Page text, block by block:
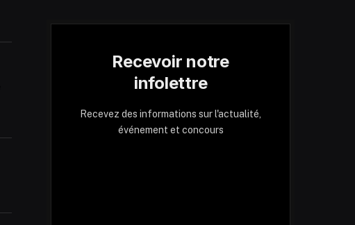
Recevoir notre
infolettre
Recevez des informations sur l'actualité,
événement et concours